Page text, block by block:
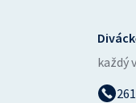
každý